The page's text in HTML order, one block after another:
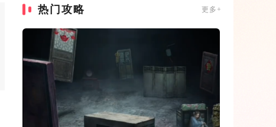
热门攻略 更多+